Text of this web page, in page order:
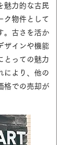
魅力的な古民
ク物件として
。古さを活か
ザインや機能
とっての魅力
により、他の
格での売却が